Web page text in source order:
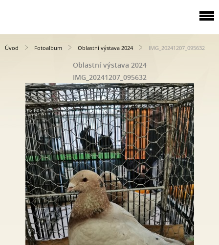
Úvod Fotoalbum Oblastní výstava 2024 IMG_20241207_095632
Oblastní výstava 2024
IMG_20241207_095632